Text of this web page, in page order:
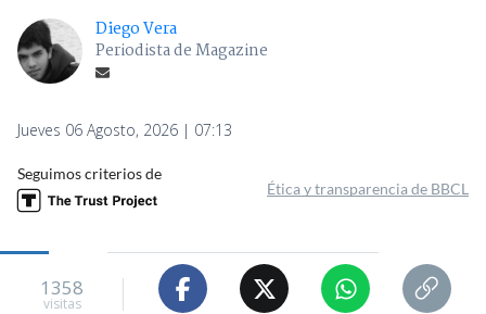
Diego Vera
Periodista de Magazine
Jueves 06 Agosto, 2026 | 07:13
Seguimos criterios de
Ética y transparencia de BBCL
1358
visitas